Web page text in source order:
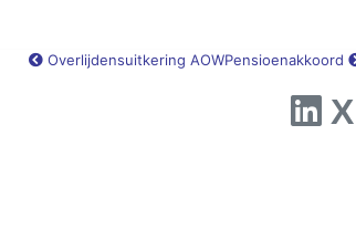
Overlijdensuitkering AOWPensioenakkoord